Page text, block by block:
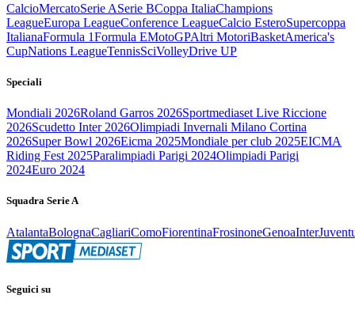
CalcioMercatoSerie ASerie BCoppa ItaliaChampions
LeagueEuropa LeagueConference LeagueCalcio EsteroSupercoppa
ItalianaFormula 1Formula EMotoGPAltri MotoriBasketAmerica's
CupNations LeagueTennisSciVolleyDrive UP
Speciali
Mondiali 2026Roland Garros 2026Sportmediaset Live Riccione
2026Scudetto Inter 2026Olimpiadi Invernali Milano Cortina
2026Super Bowl 2026Eicma 2025Mondiale per club 2025EICMA
Riding Fest 2025Paralimpiadi Parigi 2024Olimpiadi Parigi
2024Euro 2024
Squadra Serie A
AtalantaBolognaCagliariComoFiorentinaFrosinoneGenoaInter
Seguici su